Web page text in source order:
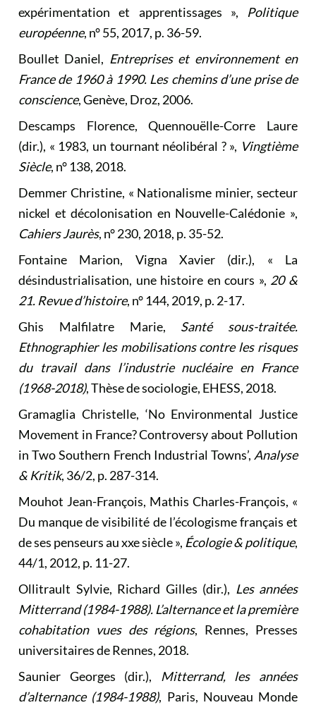
expérimentation et apprentissages », Politique
européenne, n° 55, 2017, p. 36-59.
Boullet Daniel, Entreprises et environnement en
France de 1960 à 1990. Les chemins d’une prise de
conscience, Genève, Droz, 2006.
Descamps Florence, Quennouëlle-Corre Laure
(dir.), « 1983, un tournant néolibéral ? », Vingtième
Siècle, n° 138, 2018.
Demmer Christine, « Nationalisme minier, secteur
nickel et décolonisation en Nouvelle-Calédonie »,
Cahiers Jaurès, n° 230, 2018, p. 35-52.
Fontaine Marion, Vigna Xavier (dir.), « La
désindustrialisation, une histoire en cours », 20 &
21. Revue d’histoire, n° 144, 2019, p. 2-17.
Ghis Malfilatre Marie, Santé sous-traitée.
Ethnographier les mobilisations contre les risques
du travail dans l’industrie nucléaire en France
(1968-2018), Thèse de sociologie, EHESS, 2018.
Gramaglia Christelle, ‘No Environmental Justice
Movement in France? Controversy about Pollution
in Two Southern French Industrial Towns’, Analyse
& Kritik, 36/2, p. 287-314.
Mouhot Jean-François, Mathis Charles-François, «
Du manque de visibilité de l’écologisme français et
de ses penseurs au xxe siècle », Écologie & politique,
44/1, 2012, p. 11-27.
Ollitrault Sylvie, Richard Gilles (dir.), Les années
Mitterrand (1984-1988). L’alternance et la première
cohabitation vues des régions, Rennes, Presses
universitaires de Rennes, 2018.
Saunier Georges (dir.), Mitterrand, les années
d’alternance (1984-1988), Paris, Nouveau Monde